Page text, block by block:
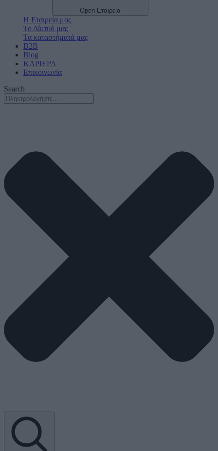
Open Εταιρεία
Η Εταιρεία μας
Το Δίκτυό μας
Τα καταστήματά μας
B2B
Blog
ΚΑΡΙΕΡΑ
Επικοινωνία
Search